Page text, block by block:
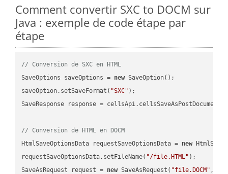
Comment convertir SXC to DOCM sur
Java : exemple de code étape par
étape
// Conversion de SXC en HTML
SaveOptions saveOptions = new SaveOption();
saveOption.setSaveFormat( "SXC" );
SaveResponse response =
// Conversion de HTML en DOCM
HtmlSaveOptionsData requestSaveOptionsData = new
requestSaveOptionsData.setFileName( "/file.HTML" );
SaveAsRequest request = new SaveAsRequest( "file.DOCM"